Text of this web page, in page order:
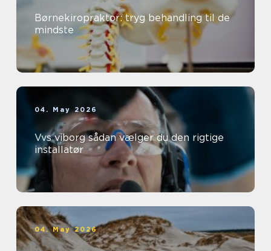
Børnekiropraktor: tryg behandling til de
mindste
04. May 2026
Vvs viborg sådan vælger du den rigtige
installatør
04. May 2026